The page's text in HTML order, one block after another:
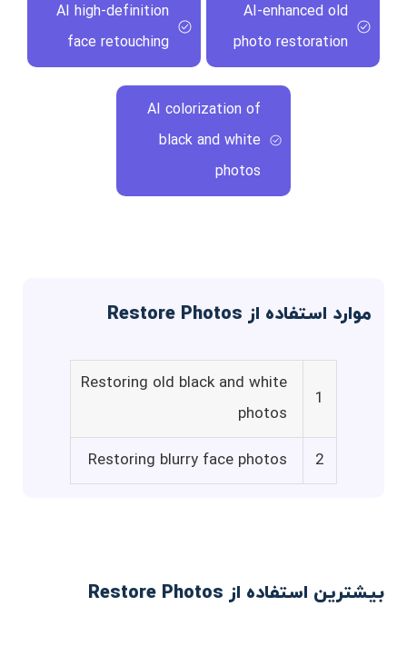
AI-enhanced old
photo restoration
AI high-definition
face retouching
AI colorization of
black and white
photos
موارد استفاده از Restore Photos
1
Restoring old black and white
photos
2
Restoring blurry face photos
بیشترین استفاده از Restore Photos